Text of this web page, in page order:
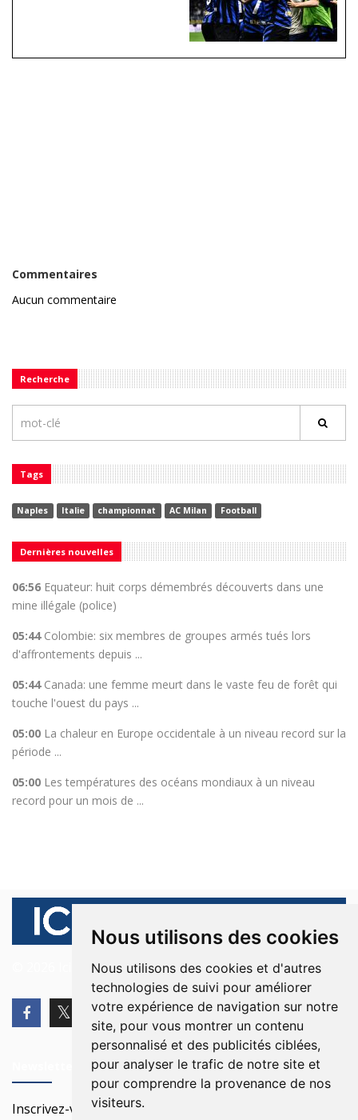
Nous utilisons des cookies
Nous utilisons des cookies et d'autres
technologies de suivi pour améliorer
votre expérience de navigation sur notre
site, pour vous montrer un contenu
personnalisé et des publicités ciblées,
pour analyser le trafic de notre site et
pour comprendre la provenance de nos
visiteurs.
Commentaires
Aucun commentaire
Recherche
Tags
Naples Italie championnat AC Milan Football
Dernières nouvelles
06:56 Equateur: huit corps démembrés découverts dans une
mine illégale (police)
05:44 Colombie: six membres de groupes armés tués lors
d'affrontements depuis ...
05:44 Canada: une femme meurt dans le vaste feu de forêt qui
touche l'ouest du pays ...
05:00 La chaleur en Europe occidentale à un niveau record sur la
période ...
05:00 Les températures des océans mondiaux à un niveau
record pour un mois de ...
© 2026 Ici Beyrouth. Tous les droits sont réservés.
Inscrivez-vous à notre Newsletter